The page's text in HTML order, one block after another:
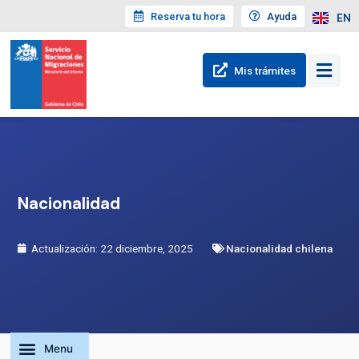
Reserva tu hora Ayuda EN
Mis trámites
Nacionalidad
Actualización: 22 diciembre, 2025 Nacionalidad chilena